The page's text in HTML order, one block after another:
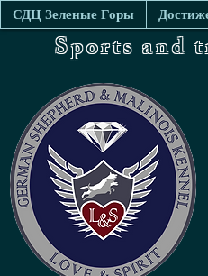
СДЦ Зеленые Горы
Sports and